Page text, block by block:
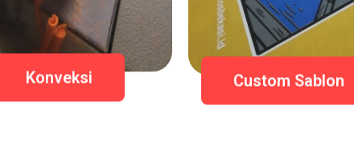
Konveksi Custom Sablon